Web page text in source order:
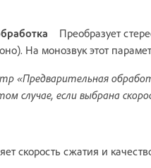
Преобразует
На монозвук этот
«Предварительная
случае, если выбрана
скорость сжатия и